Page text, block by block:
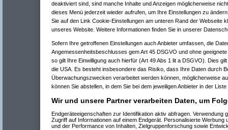
deaktiviert sind, sind manche Inhalte und Anzeigen möglicherweise
dieses Menü jederzeit wieder aufrufen, um Ihre Einstellungen zu
Sie auf den Link Cookie-Einstellungen am unteren Rand der Webseite
unseres Website. Weitere Informationen finden Sie in unserer
Sofern Ihre getroffenen Einstellungen auch Anbieter umfassen, die
Angemessenheitsbeschlusses gem Art 45 DSGVO und ohne
so gilt Ihre Einwilligung auch hierfür (Art 49 Abs 1 lit a DSGVO). Dies
die USA. Es besteht insbesondere das Risiko, dass Ihre Daten durch
Überwachungszwecken verarbeitet werden können, möglicherweise
können Sie abstellen, in dem Sie bei dem jeweiligen Anbieter in der
Wir und unsere Partner verarbeiten Daten, um
Endgeräteeigenschaften zur Identifikation aktiv abfragen. Verwendung
Zugriff auf Informationen auf einem Endgerät. Personalisierte Werbung
und der Performance von Inhalten, Zielgruppenforschung sowie